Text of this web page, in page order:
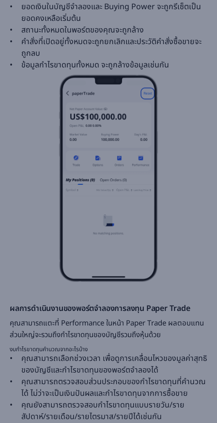
ยอดเงินในบัญชีจำลองและ Buying Power จะถูกรีเซ็ตเป็น
ยอดคงเหลือเริ่มต้น
สถานะทั้งหมดในพอร์ตของคุณจะถูกล้าง
คำสั่งที่เปิดอยู่ทั้งหมดจะถูกยกเลิกและประวัติคำสั่งซื้อขายจะ
ถูกลบ
ข้อมูลกำไรขาดทุนทั้งหมด จะถูกล้างข้อมูลเช่นกัน
‌ผลการดำเนินงานของพอร์ตจำลองการลงทุน Paper Trade
คุณสามารถแตะที่ Performance ในหน้า Paper Trade ผลตอบแทน
ส่วนใหญ่จะรวมถึงกำไรขาดทุนของบัญชีรวมถึงหุ้นด้วย
งบกำไรขาดทุนคำนวณจากอะไรบ้าง
คุณสามารถเลือกช่วงเวลา เพื่อดูการเคลื่อนไหวของมูลค่าสุทธิ
ของบัญชีและกำไรขาดทุนของพอร์ตจำลองได้
คุณสามารถตรวจสอบส่วนประกอบของกำไรขาดทุนที่คำนวณ
ได้ ไม่ว่าจะเป็นเงินปันผลและกำไรขาดทุนจากการซื้อขาย
คุณยังสามารถตรวจสอบกำไรขาดทุนแบบรายวัน/ราย
สัปดาห์/รายเดือน/รายไตรมาส/รายปีได้เช่นกัน